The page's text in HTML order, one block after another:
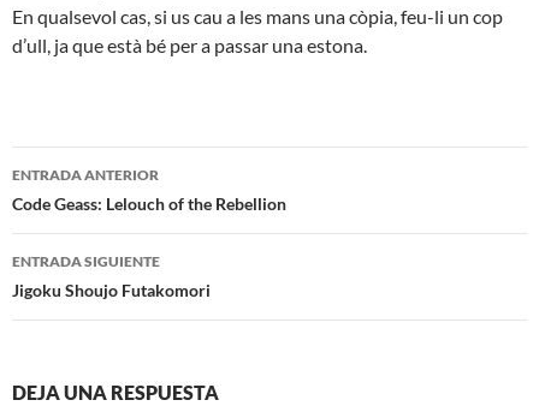
En qualsevol cas, si us cau a les mans una còpia, feu-li un cop
d’ull, ja que està bé per a passar una estona.
Navegación
de
entradas
ENTRADA ANTERIOR
Code Geass: Lelouch of the Rebellion
ENTRADA SIGUIENTE
Jigoku Shoujo Futakomori
DEJA UNA RESPUESTA